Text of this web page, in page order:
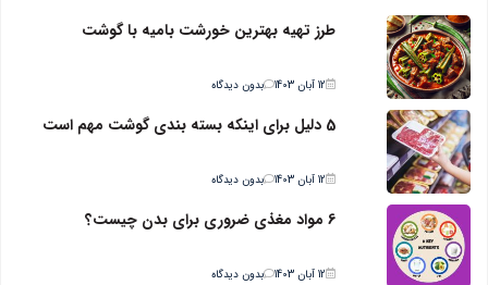
طرز تهیه بهترین خورشت بامیه با گوشت
12 آبان 1403 بدون دیدگاه
5 دلیل برای اینکه بسته بندی گوشت مهم است
12 آبان 1403 بدون دیدگاه
6 مواد مغذی ضروری برای بدن چیست؟
12 آبان 1403 بدون دیدگاه